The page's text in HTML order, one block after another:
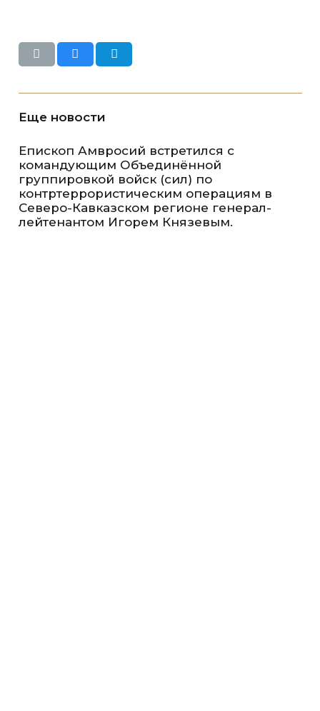
Еще новости
Епископ Амвросий встретился с
командующим Объединённой
группировкой войск (сил) по
контртеррористическим операциям в
Северо-Кавказском регионе генерал-
лейтенантом Игорем Князевым.